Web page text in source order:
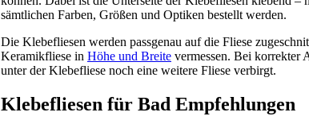
sämtlichen Farben, Größen und Optiken bestellt werden.
Die Klebefliesen werden passgenau auf die Fliese
Keramikfliese in Höhe und Breite vermessen. Bei korrekter
unter der Klebefliese noch eine weitere Fliese verbirgt.
Klebefliesen für Bad Empfehlungen